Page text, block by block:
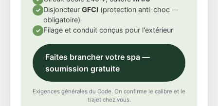
✓ Disjoncteur GFCI (protection anti-choc —
obligatoire)
✓ Filage et conduit conçus pour l'extérieur
Faites brancher votre spa —
soumission gratuite
Exigences générales du Code. On confirme le calibre et le
trajet chez vous.